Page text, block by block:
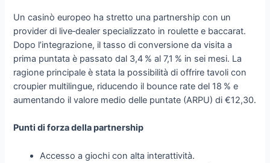
Un casinò europeo ha stretto una partnership con un
provider di live‑dealer specializzato in roulette e baccarat.
Dopo l’integrazione, il tasso di conversione da visita a
prima puntata è passato dal 3,4 % al 7,1 % in sei mesi. La
ragione principale è stata la possibilità di offrire tavoli con
croupier multilingue, riducendo il bounce rate del 18 % e
aumentando il valore medio delle puntate (ARPU) di €12,30.
Punti di forza della partnership
Accesso a giochi con alta interattività.